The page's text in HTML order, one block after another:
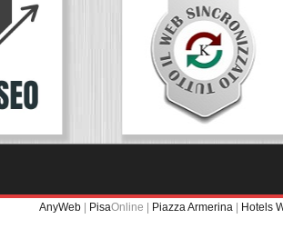
AnyWeb | PisaOnline | Piazza Armerina | Hotels